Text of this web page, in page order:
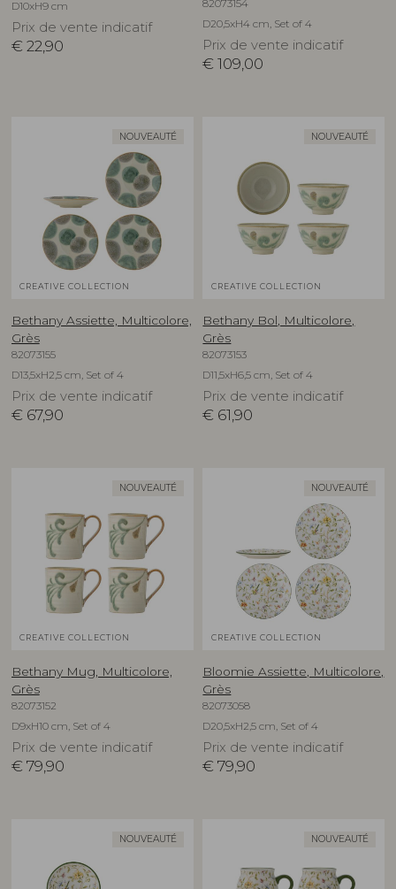
D10xH9 cm
Prix de vente indicatif
€ 22,90
82073154
D20,5xH4 cm, Set of 4
Prix de vente indicatif
€ 109,00
NOUVEAUTÉ
CREATIVE COLLECTION
Bethany Assiette, Multicolore,
Grès
82073155
D13,5xH2,5 cm, Set of 4
Prix de vente indicatif
€ 67,90
NOUVEAUTÉ
CREATIVE COLLECTION
Bethany Bol, Multicolore,
Grès
82073153
D11,5xH6,5 cm, Set of 4
Prix de vente indicatif
€ 61,90
NOUVEAUTÉ
CREATIVE COLLECTION
Bethany Mug, Multicolore,
Grès
82073152
D9xH10 cm, Set of 4
Prix de vente indicatif
€ 79,90
NOUVEAUTÉ
CREATIVE COLLECTION
Bloomie Assiette, Multicolore,
Grès
82073058
D20,5xH2,5 cm, Set of 4
Prix de vente indicatif
€ 79,90
NOUVEAUTÉ NOUVEAUTÉ